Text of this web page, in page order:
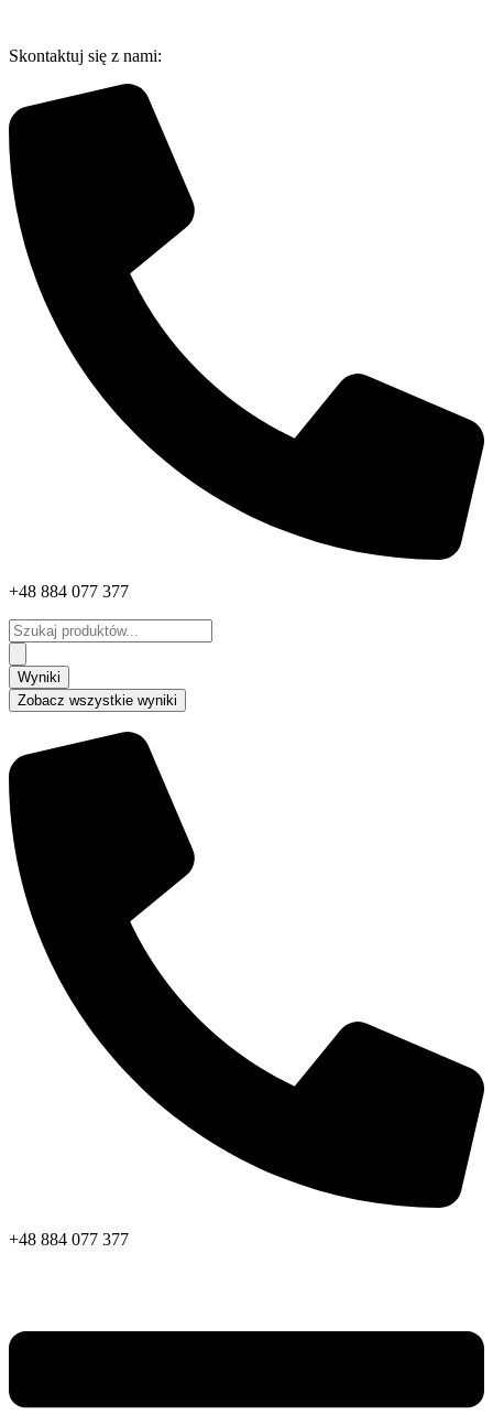
treści
Skontaktuj się z nami:
+48 884 077 377
Search
...
Wyniki
Zobacz wszystkie wyniki
+48 884 077 377